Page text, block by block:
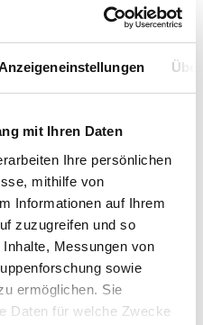
mit Ihren Daten
Ihre persönlichen
mithilfe von
Informationen auf Ihrem
zuzugreifen und so
Messungen von
sowie
ermöglichen. Sie
Daten für welche Zwecke
(606)
(6)
(413)
(74)